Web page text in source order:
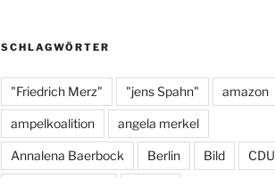
o
o
k
m y
SCHLAGWÖRTER
"Friedrich Merz" "jens Spahn" amazon
ampelkoalition angela merkel
Annalena Baerbock Berlin Bild CDU